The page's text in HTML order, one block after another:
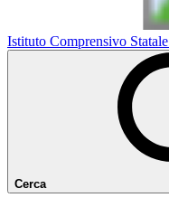
Istituto Comprensivo Statale
Cerca